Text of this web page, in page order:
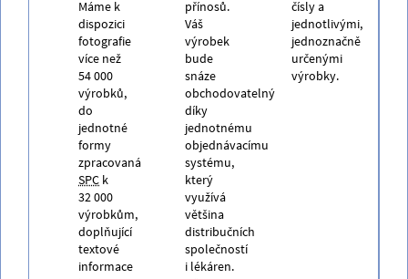
Máme k
dispozici
fotografie
více než
54 000
výrobků,
do
jednotné
formy
zpracovaná
SPC k
32 000
výrobkům,
doplňující
textové
informace
přínosů.
Váš
výrobek
bude
snáze
obchodovatelný
díky
jednotnému
objednávacímu
systému,
který
využívá
většina
distribučních
společností
i lékáren.
čísly a
jednotlivými,
jednoznačně
určenými
výrobky.